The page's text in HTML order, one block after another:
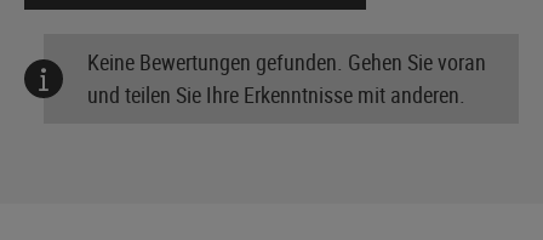
Keine Bewertungen gefunden. Gehen Sie voran
und teilen Sie Ihre Erkenntnisse mit anderen.